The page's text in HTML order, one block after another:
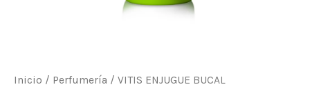
Inicio / Perfumería / VITIS ENJUGUE BUCAL